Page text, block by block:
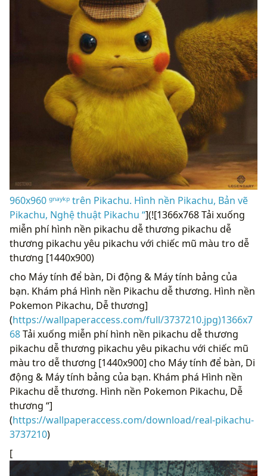
960x960 ᵍⁿᵃʸᵏᵖ trên Pikachu. Hình nền Pikachu, Bản vẽ
Pikachu, Nghệ thuật Pikachu “](![1366x768 Tải xuống
miễn phí hình nền pikachu dễ thương pikachu dễ
thương pikachu yêu pikachu với chiếc mũ màu tro dễ
thương [1440x900)
cho Máy tính để bàn, Di động & Máy tính bảng của
bạn. Khám phá Hình nền Pikachu dễ thương. Hình nền
Pokemon Pikachu, Dễ thương]
(https://wallpaperaccess.com/full/3737210.jpg)1366x7
68Tải xuống miễn phí hình nền pikachu dễ thương
pikachu dễ thương pikachu yêu pikachu với chiếc mũ
màu tro dễ thương [1440x900] cho Máy tính để bàn, Di
động & Máy tính bảng của bạn. Khám phá Hình nền
Pikachu dễ thương. Hình nền Pokemon Pikachu, Dễ
thương “]
(https://wallpaperaccess.com/download/real-pikachu-
3737210)
[